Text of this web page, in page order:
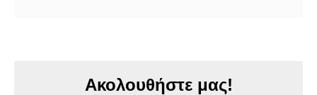
Ακολουθήστε μας!